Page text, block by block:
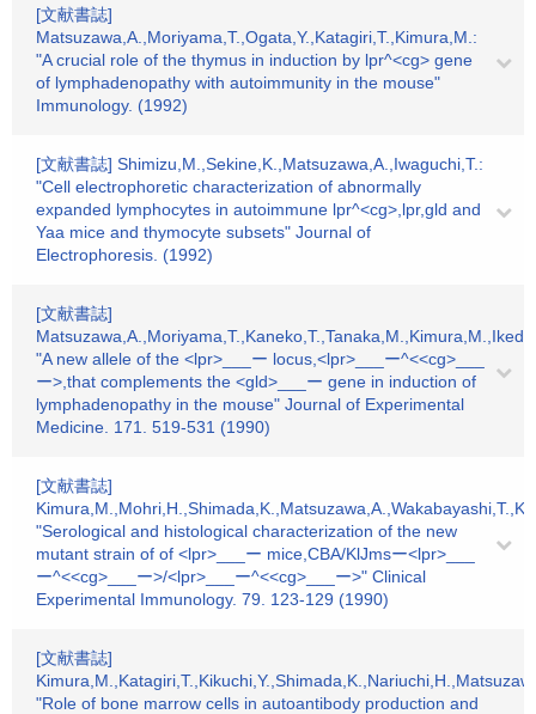
[文献書誌]
Matsuzawa,A.,Moriyama,T.,Ogata,Y.,Katagiri,T.,Kimura,M.:
"A crucial role of the thymus in induction by lpr^<cg> gene
of lymphadenopathy with autoimmunity in the mouse"
Immunology. (1992)
[文献書誌] Shimizu,M.,Sekine,K.,Matsuzawa,A.,Iwaguchi,T.:
"Cell electrophoretic characterization of abnormally
expanded lymphocytes in autoimmune lpr^<cg>,lpr,gld and
Yaa mice and thymocyte subsets" Journal of
Electrophoresis. (1992)
[文献書誌]
"A new allele of the <lpr>___ー locus,<lpr>___ー^<<cg>___
ー>,that complements the <gld>___ー gene in induction of
lymphadenopathy in the mouse" Journal of Experimental
Medicine. 171. 519-531 (1990)
[文献書誌]
"Serological and histological characterization of the new
mutant strain of of <lpr>___ー mice,CBA/KlJmsー<lpr>___
ー^<<cg>___ー>/<lpr>___ー^<<cg>___ー>" Clinical
Experimental Immunology. 79. 123-129 (1990)
[文献書誌]
"Role of bone marrow cells in autoantibody production and